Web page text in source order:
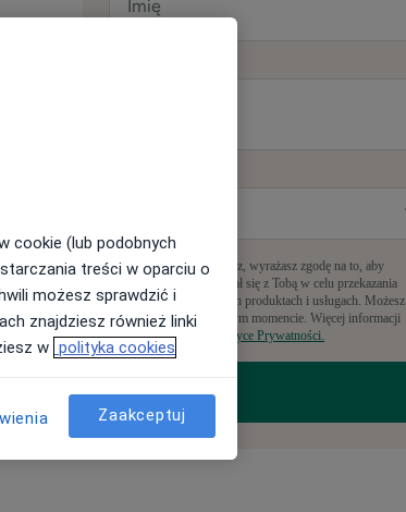
w
za
Otóż
w
Wypełniając ten formularz, wyrażasz zgodę na to, aby
ZnanyLekarz kontaktował się z Tobą w celu przekazania
informacji o powiązanych produktach i usługach. Możesz
zrezygnować w dowolnym momencie. Więcej informacji
znajdziesz w naszej
Polityce Prywatności.
cookie (lub podobnych
treści w oparciu o
możesz sprawdzić i
znajdziesz również linki
w polityka cookies
Zaakceptuj